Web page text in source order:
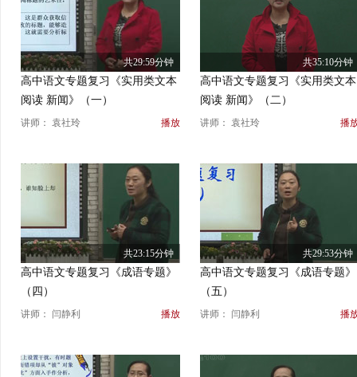
共29:59分钟
高中语文专题复习《实用类文本
阅读 新闻》（一）
讲师： 袁社玲 播放
共35:10分钟
高中语文专题复习《实用类文本
阅读 新闻》（二）
讲师： 袁社玲 播
共23:15分钟
高中语文专题复习《成语专题》
（四）
讲师： 闫静利 播放
共29:53分钟
高中语文专题复习《成语专题》
（五）
讲师： 闫静利 播